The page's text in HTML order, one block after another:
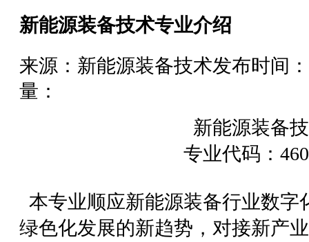
新能源装备技术专业介绍
来源：新能源装备技术发布时间
量：
新能源装备
专业代码：
本专业顺应新能源装备行业数字
绿色化发展的新趋势，对接新产